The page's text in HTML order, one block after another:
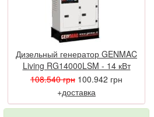
Самые частые
проблемные места в
сфере электроснабжения
Дизельные
электростанции в
современном мире
В современной жизни
ежедневно необходимо
Дизельный генератор GENMAC
Living RG14000LSM - 14 кВт
108.540 грн 100.942 грн
+доставка